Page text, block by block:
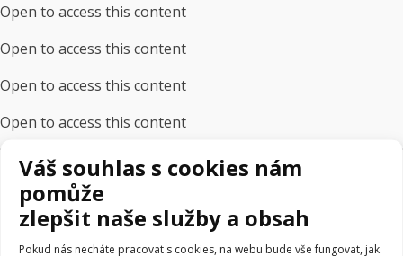
Váš souhlas s cookies nám
pomůže
zlepšit naše služby a obsah
Pokud nás necháte pracovat s cookies, na webu bude vše fungovat, jak
Open to access this content
Open to access this content
Open to access this content
Open to access this content
Akademie Včeliště